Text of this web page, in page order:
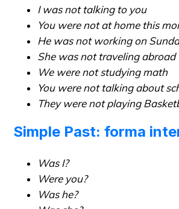
I was not talking to you
You were not at home this
He was not working on
She was not traveling abroad
We were not studying math
You were not talking about
They were not playing
Simple Past: forma
Was I?
Were you?
Was he?